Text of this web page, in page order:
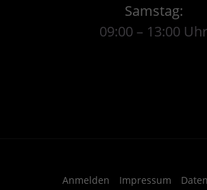
Samstag:
09:00 – 13:00 Uhr
Anmelden Impressum